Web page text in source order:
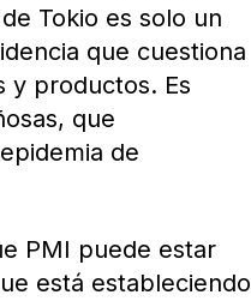
Tokio es solo un
que cuestiona
y productos. Es
que
de
PMI puede estar
está estableciendo